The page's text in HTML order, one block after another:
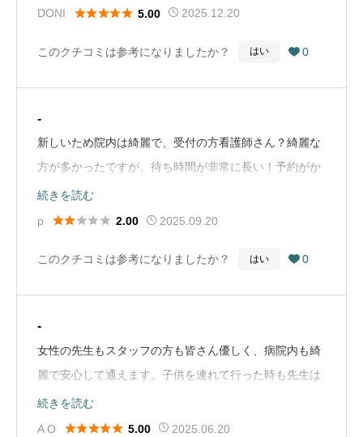
をとってくれました。最後に医師から検査結果につい
だき一安心。そこから目の構造や、この先起きるであろ
ます。あいずみ松本眼科さんをかかりつけ医にします👀
に大屋根があり、雨の日はそこで乗り降りすると濡れま
せん☔️院内は広く待合室には大きなテレビとソファ水、
お茶、コーヒーサーバーもあります。看護師、先生含め
そのおかげか待ち時間少なかったです。少し先にはなり
ますがネットから予約も出来るようなので、それを使う
のもアリですね。（Google Mapから引用）
DONI
 5.00 2025.12.20
このクチコミは参考になりましたか？ はい  0
-
新しいため院内は綺麗で、受付の方看護師さん？綺麗な
方が多かったですが、待ち時間が非常に長い！予約がか
なり先しかとれず、痛みがあるため予約なしで行ったの
だが30分〜1時間弱は待つかもと受付で言われ一旦外出
たされ受付から2時間以上まった後に診察に呼ばれまし
続きを読む
p
 2.00 2025.09.20
このクチコミは参考になりましたか？ はい  0
-
女性の先生もスタッフの方も皆さん優しく、病院内も綺
麗で安心して通えます。子供を連れて行った時も先生は
とても優しく対応してくれました。私は周りの人にここ
の眼科が良いとオススメしています。（Google Mapか
続きを読む
A O
 5.00 2025.06.20